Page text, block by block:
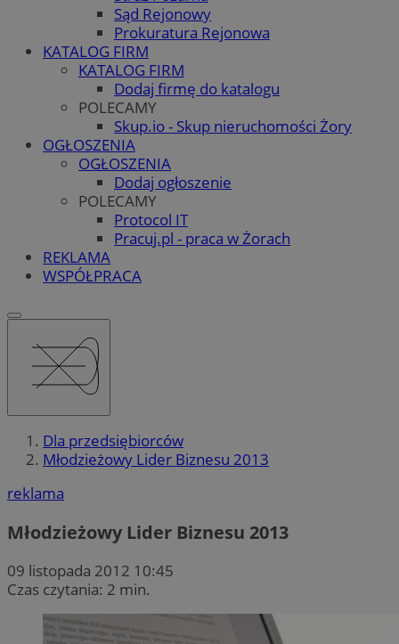
Sąd Rejonowy
Prokuratura Rejonowa
KATALOG FIRM
KATALOG FIRM
Dodaj firmę do katalogu
POLECAMY
Skup.io - Skup nieruchomości Żory
OGŁOSZENIA
OGŁOSZENIA
Dodaj ogłoszenie
POLECAMY
Protocol IT
Pracuj.pl - praca w Żorach
REKLAMA
WSPÓŁPRACA
Dla przedsiębiorców
Młodzieżowy Lider Biznesu 2013
reklama
Młodzieżowy Lider Biznesu 2013
09 listopada 2012 10:45
Czas czytania: 2 min.